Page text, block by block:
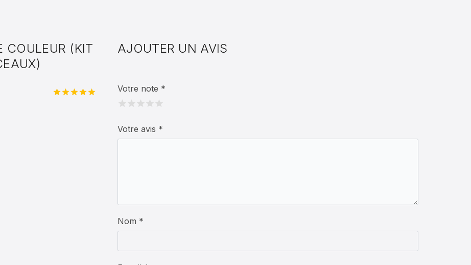
COULEUR (KIT
AJOUTER UN AVIS
Votre note *
Votre avis *
Nom *